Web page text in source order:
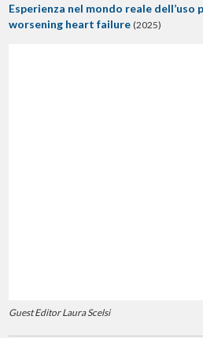
Esperienza nel mondo reale dell’uso
worsening heart failure (2025)
Guest Editor Laura Scelsi